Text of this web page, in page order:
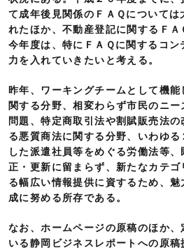
て成年後見関係のＦＡＱについては
れたほか、不動産登記に関するＦＡ
今年度は、特にＦＡＱに関するコ
力を入れていきたいと考える。
昨年、ワーキングチームとして機
関する分野、相変わらず市民のニ
問題、特定商取引法や割賦販売法
る悪質商法に関する分野、いわゆ
した派遣社員等をめぐる労働法等
正・更新に留まらず、新たなカテ
る幅広い情報提供に資するため、
成に努める所存である。
なお、ホームページの原稿のほか
いる静岡ビジネスレポートへの原